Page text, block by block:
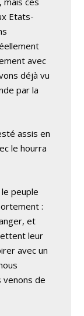
Etats-
avec
déjà vu
par la
assis en
le hourra
peuple
:
et
leur
avec un
venons de